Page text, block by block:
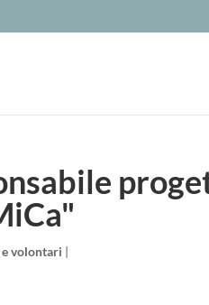
volontari |